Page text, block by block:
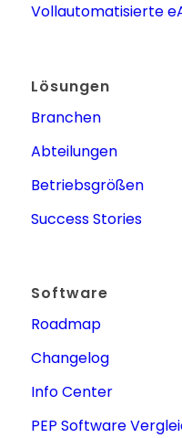
Vollautomatisierte
Lösungen
Branchen
Abteilungen
Betriebsgrößen
Success Stories
Software
Roadmap
Changelog
Info Center
PEP Software